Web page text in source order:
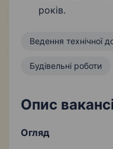
років.
Ведення технічної
Будівельні роботи
Опис
Огляд